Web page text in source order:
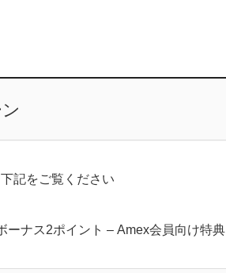
記をご覧ください
ーナス2ポイント – Amex会員向け特典